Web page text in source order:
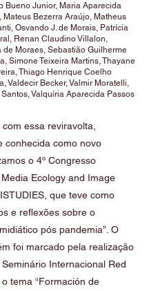
Bueno Junior, Maria Aparecida
Mateus Bezerra Araújo, Matheus
Osvando J. de Morais, Patrícia
Renan Claudino Villalon,
de Moraes, Sebastião Guilherme
Simone Teixeira Martins, Thayane
Thiago Henrique Coelho
Valdecir Becker, Valmir Moratelli,
Valquíria Aparecida Passos
essa reviravolta,
conhecida como novo
o 4º Congresso
Ecology and Image
que teve como
e reflexões sobre o
pós pandemia”. O
foi marcado pela realização
Internacional Red
tema “Formación de